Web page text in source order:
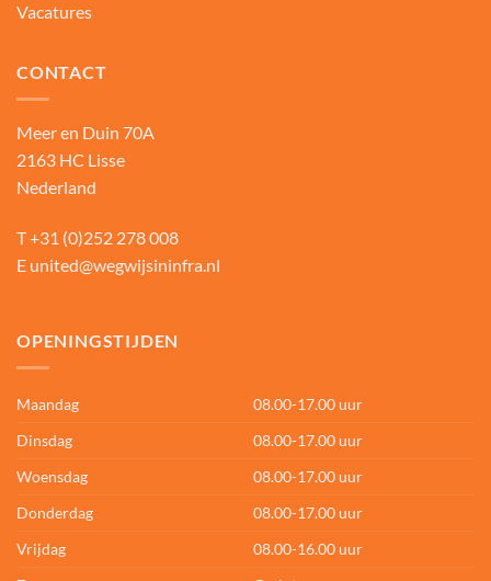
Vacatures
CONTACT
Meer en Duin 70A
2163 HC Lisse
Nederland
T+31 (0)252 278 008
E united@wegwijsininfra.nl
OPENINGSTIJDEN
Maandag
08.00-17.00 uur
Dinsdag
08.00-17.00 uur
Woensdag
08.00-17.00 uur
Donderdag
08.00-17.00 uur
Vrijdag
08.00-16.00 uur